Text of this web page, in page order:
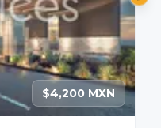
$4,200 MXN